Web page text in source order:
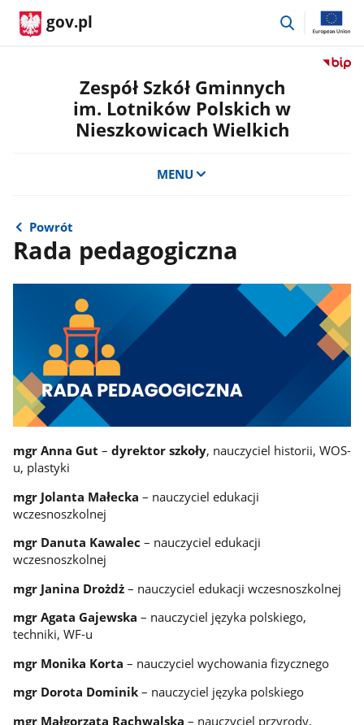
gov.pl
przejdź
Przejdź
Zespół Szkół Gminnych
im. Lotników Polskich w
Nieszkowicach Wielkich
MENU
Powrót
Rada pedagogiczna
mgr Anna Gut – dyrektor szkoły, nauczyciel historii, WOS-
u, plastyki
mgr Jolanta Małecka – nauczyciel edukacji
wczesnoszkolnej
mgr Danuta Kawalec – nauczyciel edukacji
wczesnoszkolnej
mgr Janina Drożdż – nauczyciel edukacji wczesnoszkolnej
mgr Agata Gajewska – nauczyciel języka polskiego,
techniki, WF-u
mgr Monika Korta – nauczyciel wychowania fizycznego
mgr Dorota Dominik– nauczyciel języka polskiego
mgr Małgorzata Rachwalska – nauczyciel przyrody,